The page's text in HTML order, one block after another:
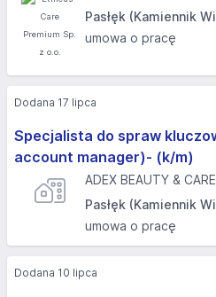
Pasłęk (Kamiennik
umowa o pracę
Specjalista do spraw
account manager)- (k/m)
ADEX BEAUTY &
Pasłęk (Kamiennik
umowa o pracę
Dodana 17 lipca
Dodana 10 lipca